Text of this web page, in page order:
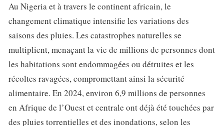
Au Nigeria et à travers le continent africain, le
changement climatique intensifie les variations des
saisons des pluies. Les catastrophes naturelles se
multiplient, menaçant la vie de millions de personnes dont
les habitations sont endommagées ou détruites et les
récoltes ravagées, compromettant ainsi la sécurité
alimentaire. En 2024, environ 6,9 millions de personnes
en Afrique de l’Ouest et centrale ont déjà été touchées par
des pluies torrentielles et des inondations, selon les